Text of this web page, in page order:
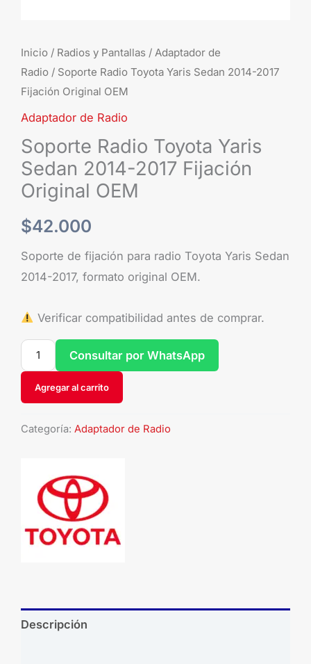
Inicio / Radios y Pantallas / Adaptador de
Radio / Soporte Radio Toyota Yaris Sedan 2014-2017
Fijación Original OEM
Adaptador de Radio
Soporte Radio Toyota Yaris
Sedan 2014-2017 Fijación
Original OEM
$42.000
Soporte de fijación para radio Toyota Yaris Sedan
2014-2017, formato original OEM.
Verificar compatibilidad antes de comprar.
Agregar al carrito
Consultar por WhatsApp
Categoría: Adaptador de Radio
Descripción